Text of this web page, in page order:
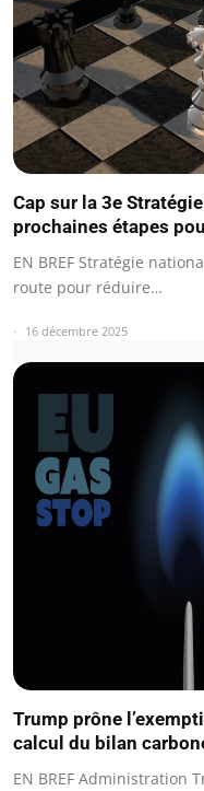
Cap sur la 3e
prochaines étapes
EN BREF Stratégie
route pour réduire…
16 décembre 2025
Trump prône
calcul du bilan
EN BREF Administration